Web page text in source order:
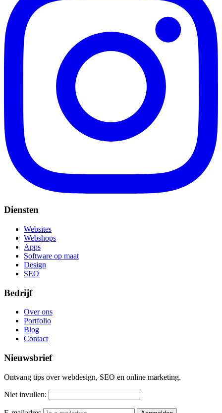
Diensten
Websites
Webshops
Apps
Software op maat
Design
SEO
Bedrijf
Over ons
Portfolio
Blog
Contact
Nieuwsbrief
Ontvang tips over webdesign, SEO en online marketing.
Niet invullen: